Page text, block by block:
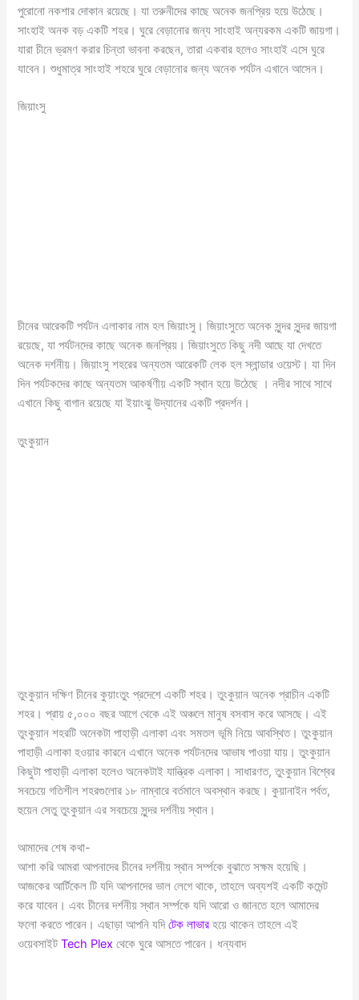
পুরোনো নকশার দোকান রয়েছে। যা তরুনীদের কাছে অনেক জনপ্রিয় হয়ে উঠেছে।
সাংহাই অনক বড় একটি শহর। ঘুরে বেড়ানোর জন্য সাংহাই অন্যরকম একটি জায়গা।
যারা চীনে ভ্রমণ করার চিন্তা ভাবনা করছেন, তারা একবার হলেও সাংহাই এসে ঘুরে
যাবেন। শুধুমাত্র সাংহাই শহরে ঘুরে বেড়ানোর জন্য অনেক পর্যটন এখানে আসেন।
জিয়াংসু
চীনের আরেকটি পর্যটন এলাকার নাম হল জিয়াংসু। জিয়াংসুতে অনেক সুন্দর সুন্দর জায়গা
রয়েছে, যা পর্যটনদের কাছে অনেক জনপ্রিয়। জিয়াংসুতে কিছু নদী আছে যা দেখতে
অনেক দর্শনীয়। জিয়াংসু শহরের অন্যতম আরেকটি লেক হল স্লান্ডার ওয়েস্ট। যা দিন
দিন পর্যটকদের কাছে অন্যতম আকর্ষণীয় একটি স্থান হয়ে উঠেছে । নদীর সাথে সাথে
এখানে কিছু বাগান রয়েছে যা ইয়াংঝু উদ্যানের একটি প্রদর্শন।
তুংকুয়ান
তুংকুয়ান দক্ষিণ চীনের কুয়াংতুং প্রদেশে একটি শহর। তুংকুয়ান অনেক প্রাচীন একটি
শহর। প্রায় ৫,০০০ বছর আগে থেকে এই অঞ্চলে মানুষ বসবাস করে আসছে। এই
তুংকুয়ান শহরটি অনেকটা পাহাড়ী এলাকা এবং সমতল ভূমি নিয়ে আবস্থিত। তুংকুয়ান
পাহাড়ী এলাকা হওয়ার কারনে এখানে অনেক পর্যটনদের আভাষ পাওয়া যায়। তুংকুয়ান
কিছুটা পাহাড়ী এলাকা হলেও অনেকটাই যান্ত্রিক এলাকা। সাধারণত, তুংকুয়ান বিশ্বের
সবচেয়ে গতিশীল শহরগুলোর ১৮ নাম্বারে বর্তমানে অবস্থান করছে। কুয়ানাইন পর্বত,
হুয়েন সেতু তুংকুয়ান এর সবচেয়ে সুন্দর দর্শনীয় স্থান।
আমাদের শেষ কথা-
আশা করি আমরা আপনাদের চীনের দর্শনীয় স্থান সর্ম্পকে বুঝাতে সক্ষম হয়েছি।
আজকের আর্টিকেল টি যদি আপনাদের ভাল লেগে থাকে, তাহলে অব্যশই একটি কমেন্ট
করে যাবেন। এবং চীনের দর্শনীয় স্থান সর্ম্পকে যদি আরো ও জানতে হলে আমাদের
ফলো করতে পারেন। এছাড়া আপনি যদিটেক লাভার হয়ে থাকেন তাহলে এই
ওয়েবসাইটTech Plex থেকে ঘুরে আসতে পারেন। ধন্যবাদ